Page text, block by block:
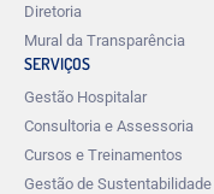
Diretoria
Mural da Transparência
SERVIÇOS
Gestão Hospitalar
Consultoria e Assessoria
Cursos e Treinamentos
Gestão de Sustentabilidade